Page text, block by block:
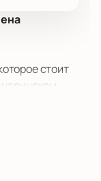
стоит